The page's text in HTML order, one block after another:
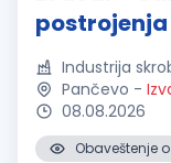
postrojenja
Industrija
Pančevo -
08.08.2026
Obaveštenje